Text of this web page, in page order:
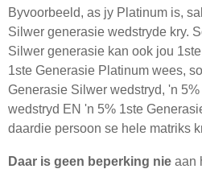
Byvoorbeeld, as jy Platinum is,
Silwer generasie wedstryde kry.
Silwer generasie kan ook jou
1ste Generasie Platinum wees,
Generasie Silwer wedstryd, 'n
wedstryd EN 'n 5% 1ste
daardie persoon se hele matriks
Daar is geen beperking nie aan